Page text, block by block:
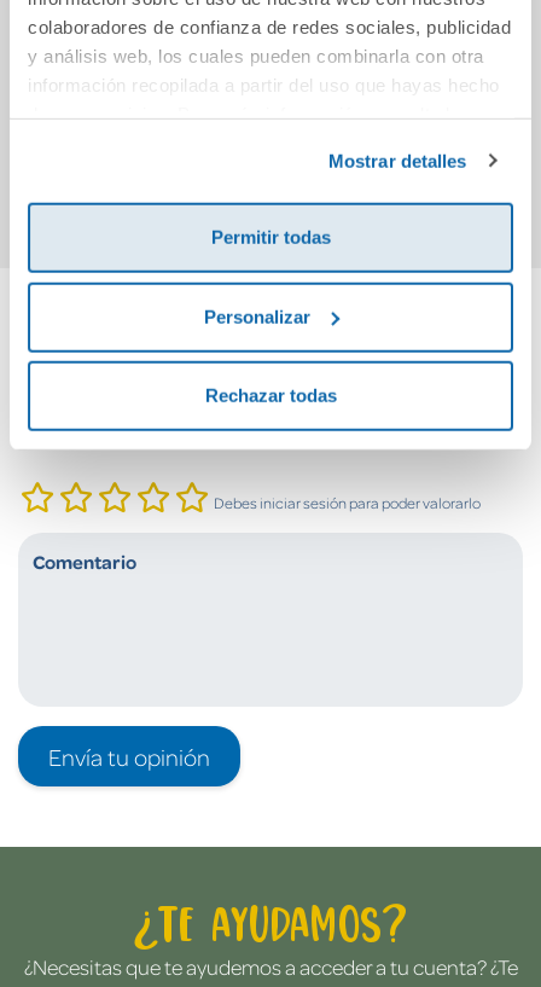
colaboradores de confianza de redes sociales, publicidad
y análisis web, los cuales pueden combinarla con otra
información recopilada a partir del uso que hayas hecho
Mostrar detalles
Permitir todas
Personalizar
Rechazar todas
Humanos
18,95€
Storm Breaker
24,95€
Comprar
Cuéntanos tu opinión
Debes iniciar sesión para poder valorarlo
Envía tu opinión
¿Te ayudamos?
¿Necesitas que te ayudemos a acceder a tu cuenta? ¿Te